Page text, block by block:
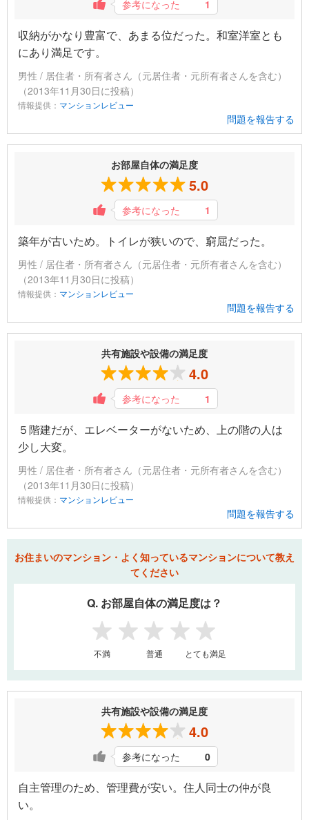
参考になった 1
収納がかなり豊富で、あまる位だった。和室洋室とも
にあり満足です。
男性 / 居住者・所有者さん（元居住者・元所有者さんを含む）
（2013年11月30日に投稿）
情報提供： マンションレビュー
問題を報告する
お部屋自体の満足度
5.0
参考になった 1
築年が古いため。トイレが狭いので、窮屈だった。
男性 / 居住者・所有者さん（元居住者・元所有者さんを含む）
（2013年11月30日に投稿）
情報提供： マンションレビュー
問題を報告する
共有施設や設備の満足度
4.0
参考になった 1
５階建だが、エレベーターがないため、上の階の人は
少し大変。
男性 / 居住者・所有者さん（元居住者・元所有者さんを含む）
（2013年11月30日に投稿）
情報提供： マンションレビュー
問題を報告する
お住まいのマンション・よく知っているマンションについて教え
てください
Q. お部屋自体の満足度は？
1 2 3 4 5
不満 普通 とても満足
共有施設や設備の満足度
4.0
参考になった 0
自主管理のため、管理費が安い。住人同士の仲が良
い。